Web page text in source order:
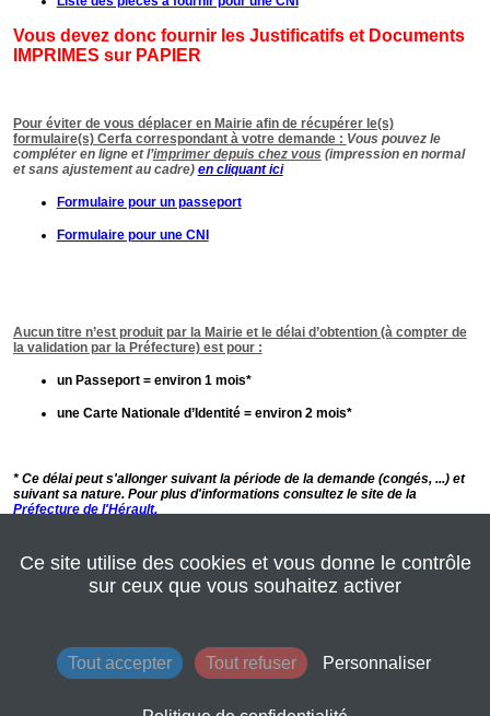
Commencer la démarche>
© Mairie de Lattes www.ville-lattes.fr
Ce site utilise des cookies et vous donne le contrôle
sur ceux que vous souhaitez activer
Tout accepter Tout refuser Personnaliser